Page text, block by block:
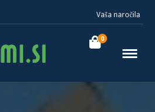
Vaša naročila
0